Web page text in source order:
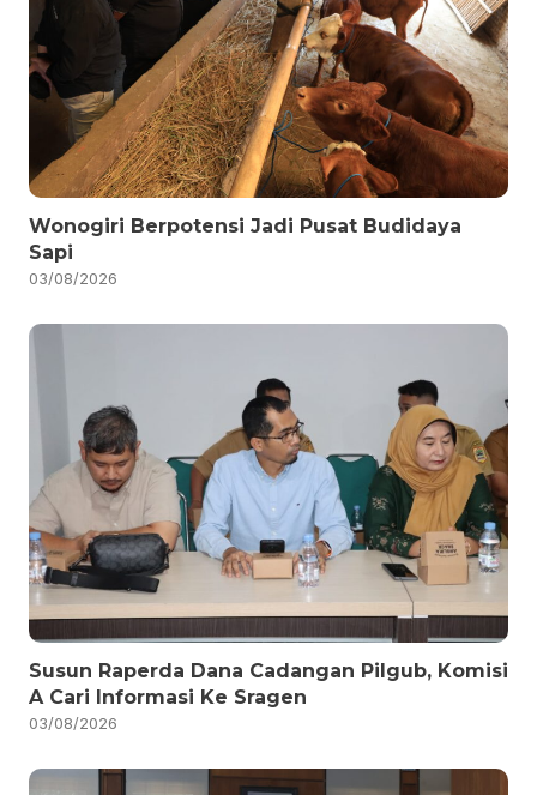
Wonogiri Berpotensi Jadi Pusat Budidaya
Sapi
03/08/2026
Susun Raperda Dana Cadangan Pilgub, Komisi
A Cari Informasi Ke Sragen
03/08/2026